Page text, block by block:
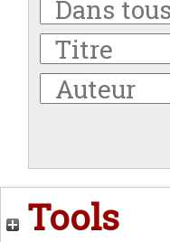
Tools